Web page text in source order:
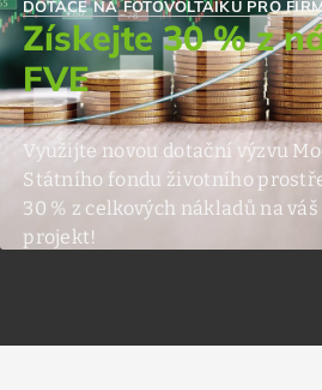
DOTACE NA FOTOVOLTAIKU PRO
Získejte 30 % z
FVE
Využijte novou dotační výzvu
Státního fondu životního
30 % z celkových nákladů na
projekt!